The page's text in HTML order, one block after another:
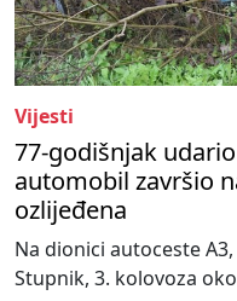
Vijesti
77-godišnjak
automobil završio
ozlijeđena
Na dionici autoceste
Stupnik, 3. kolovoza